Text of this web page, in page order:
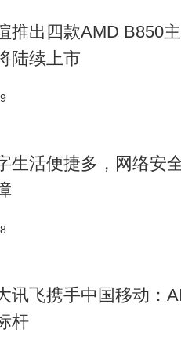
推出四款AMD B850
陆续上市
生活便捷多，网络安
讯飞携手中国移动：
杆